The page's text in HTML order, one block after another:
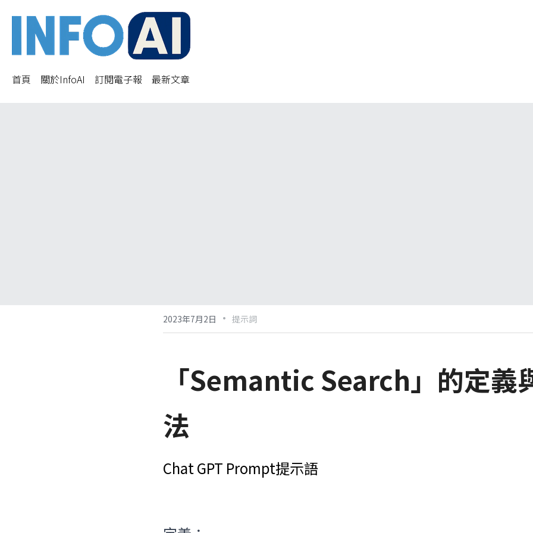
首頁 關於InfoAI 訂閱電子報 最新文章
2023年7月2日 · 提示詞
「Semantic Search」的定義
法
Chat GPT Prompt提示語